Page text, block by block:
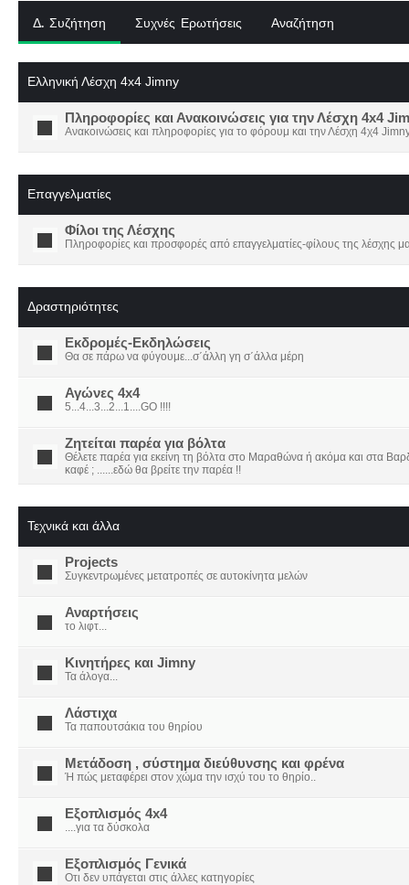
Δ. Συζήτηση Συχνές Ερωτήσεις Αναζήτηση
Ελληνική Λέσχη 4x4 Jimny
Πληροφορίες και Ανακοινώσεις για την Λέσχη 4x4
Ανακοινώσεις και πληροφορίες για το φόρουμ και την Λέσχη 4χ4
Επαγγελματίες
Φίλοι της Λέσχης
Πληροφορίες και προσφορές από επαγγελματίες-φίλους της λέσχης
Δραστηριότητες
Εκδρομές-Εκδηλώσεις
Θα σε πάρω να φύγουμε...σ΄άλλη γη σ΄άλλα μέρη
Αγώνες 4x4
5...4...3...2...1....GO !!!!
Ζητείται παρέα για βόλτα
Θέλετε παρέα για εκείνη τη βόλτα στο Μαραθώνα ή ακόμα και στα
καφέ ; ......εδώ θα βρείτε την παρέα !!
Τεχνικά και άλλα
Projects
Συγκεντρωμένες μετατροπές σε αυτοκίνητα μελών
Αναρτήσεις
το λιφτ...
Κινητήρες και Jimny
Τα άλογα...
Λάστιχα
Τα παπουτσάκια του θηρίου
Μετάδοση , σύστημα διεύθυνσης και φρένα
Ή πώς μεταφέρει στον χώμα την ισχύ του το θηρίο..
Εξοπλισμός 4x4
....για τα δύσκολα
Εξοπλισμός Γενικά
Οτι δεν υπάγεται στις άλλες κατηγορίες